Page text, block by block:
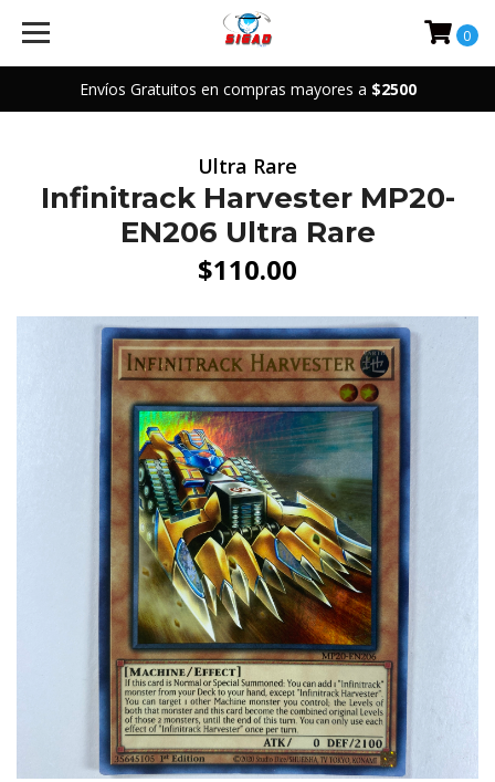
Envíos Gratuitos en compras mayores a $2500
0
Ultra Rare
Infinitrack Harvester MP20-
EN206 Ultra Rare
$110.00